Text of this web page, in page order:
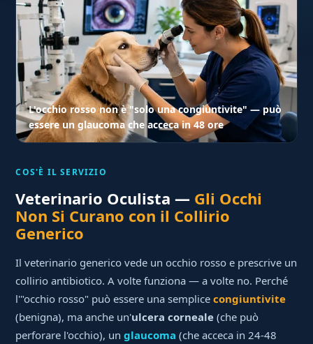
L'occhio rosso non è "solo una congiuntivite" — può
essere un glaucoma che acceca in 48 ore
COS'È IL SERVIZIO
Veterinario Oculista — Gli Occhi
Non Si Curano con il Collirio
Generico
Il veterinario generico vede un occhio rosso e prescrive un
collirio antibiotico. A volte funziona — a volte no. Perché
l'"occhio rosso" può essere una semplicecongiuntivite
(benigna), ma anche un'ulcera corneale (che può
perforare l'occhio), unglaucoma (che acceca in 24-48